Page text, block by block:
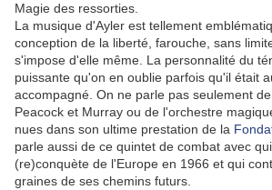
Magie des ressorties.
La musique d'Ayler est tellement
conception de la liberté, farouche, sans
s'impose d'elle même. La personnalité du
puissante qu'on en oublie parfois qu'il était
accompagné. On ne parle pas seulement
Peacock et Murray ou de l'orchestre
nues dans son ultime prestation de la
parle aussi de ce quintet de combat avec
(re)conquète de l'Europe en 1966 et qui
graines de ses chemins futurs.